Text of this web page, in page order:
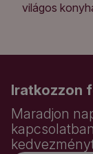
világos
Iratkozzon
Maradjon